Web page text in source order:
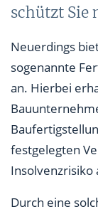
schützt Sie
Neuerdings
sogenannte
an. Hierbei
festgelegten
Insolvenzrisiko
Durch eine